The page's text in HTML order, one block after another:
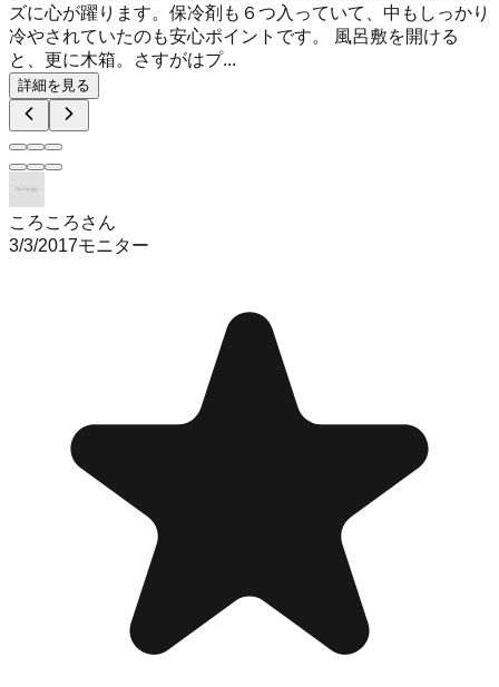
ズに心が躍ります。保冷剤も６つ入っていて、中もしっかり
冷やされていたのも安心ポイントです。 風呂敷を開ける
と、更に木箱。さすがはプ...
詳細を見る
ころころさん
3/3/2017モニター